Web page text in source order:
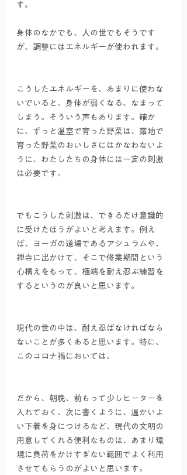
す。
身体のなかでも、人の世でもそうです
が、調整にはエネルギーが使われます。
こうしたエネルギーを、あまりに使わな
いでいると、身体が弱くなる、なまって
しまう。そういう声もあります。確か
に、ずっと温室で育った野菜は、露地で
育った野菜のおいしさにはかなわないよ
うに、わたしたちの身体には一定の刺激
は必要です。
でもこうした刺激は、できるだけ意識的
に受けたほうがよいと考えます。例え
ば、ヨーガの道場であるアシュラムや、
禅寺に出かけて、そこで修業期間という
心構えをもって、極端を耐え忍ぶ練習を
するというのが良いと思います。
現代の世の中は、耐え忍ばなければなら
ないことが多くあると思います。特に、
このコロナ禍においては。
だから、朝晩、前もって少しヒーターを
入れておく、次に書くように、温かいよ
い下着を身につけるなど、現代の文明の
用意してくれる便利なものは、あまり環
境に負荷をかけすぎない範囲でよく利用
させてもらうのがよいと思います。